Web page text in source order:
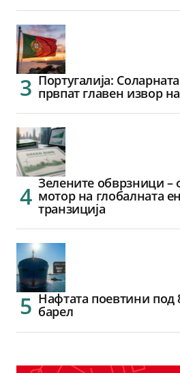
Португалија:
првпат главен извор на
Зелените обврзници –
мотор на глобалната
транзиција
Нафтата поевтини под
барел